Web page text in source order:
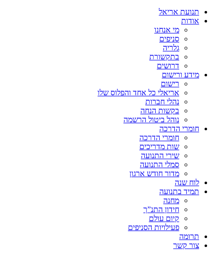
תנועת אריאל
אודות
מי אנחנו
סניפים
גלריה
בתקשורת
דרושים
מידע ורישום
רישום
אריאלי כל אחד והפלוס שלו
נהלי חברות
בקשות הנחה
נוהל ביטול הרשמה
חומרי הדרכה
חומרי הדרכה
שות מדריכים
שירי התנועה
סמלי התנועה
מדור חודש ארגון
לוח שנה
תמיד בתנועה
מחנה
חידון התנ”ך
קיום עולם
פעילויות הסניפים
תרומה
צור קשר